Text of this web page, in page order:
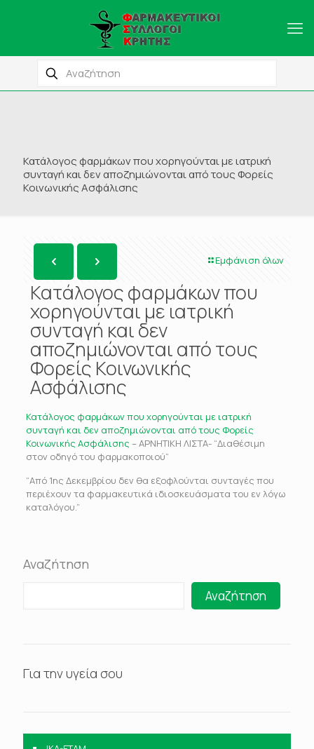
Κατάλογος φαρμάκων που χορηγούνται με ιατρική
συνταγή και δεν αποζημιώνονται από τους Φορείς
Κοινωνικής Ασφάλισης
Εμφάνιση όλων
Κατάλογος φαρμάκων που
χορηγούνται με ιατρική
συνταγή και δεν
αποζημιώνονται από τους
Φορείς Κοινωνικής
Ασφάλισης
Κατάλογος φαρμάκων που χορηγούνται με ιατρική
συνταγή και δεν αποζημιώνονται από τους Φορείς
Κοινωνικής Ασφάλισης – ΑΡΝΗΤΙΚΗ ΛΙΣΤΑ- “Διαθέσιμη
στον οδηγό του φαρμακοποιού”
“Από 1ης Δεκεμβρίου δεν θα εξοφλούνται συνταγές που
περιέχουν τα φαρμακευτικά ιδιοσκευάσματα του εν λόγω
καταλόγου.”
Αναζήτηση
Αναζήτηση
Για την υγεία σου